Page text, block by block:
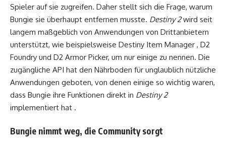
Spieler auf sie zugreifen. Daher stellt sich die Frage, warum
Bungie sie überhaupt entfernen musste. Destiny 2wird seit
langem maßgeblich von Anwendungen von Drittanbietern
unterstützt, wie beispielsweise Destiny Item Manager , D2
Foundry und D2 Armor Picker, um nur einige zu nennen. Die
zugängliche API hat den Nährboden für unglaublich nützliche
Anwendungen geboten, von denen einige so wichtig waren,
dass Bungie ihre Funktionen direkt in Destiny 2
implementiert hat .
Bungie nimmt weg, die Community sorgt